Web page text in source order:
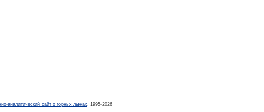
аналитический сайт о горных лыжах, 1995-2026